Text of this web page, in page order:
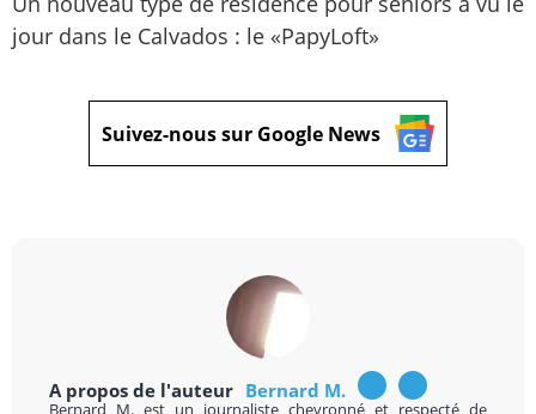
jour dans le Calvados : le «PapyLoft»
Suivez-nous sur Google News
A propos de l'auteur Bernard M.
Bernard M. est un journaliste chevronné et respecté de